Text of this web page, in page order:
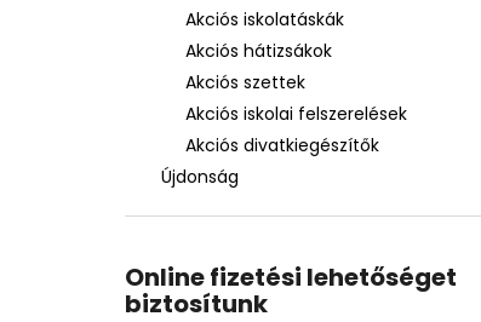
Akciós iskolatáskák
Akciós hátizsákok
Akciós szettek
Akciós iskolai felszerelések
Akciós divatkiegészítők
Újdonság
Online fizetési lehetőséget
biztosítunk